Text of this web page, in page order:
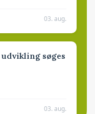
03. aug.
søges
03. aug.